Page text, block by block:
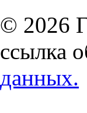
© 2026
ссылка
данных.